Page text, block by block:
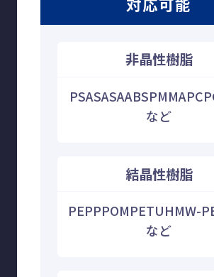
非晶性樹脂
PSASASAABSPMMAPC
など
結晶性樹脂
PEPPPOMPETUHMW-
など